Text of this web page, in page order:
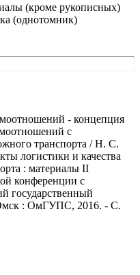
(кроме рукописных)
(однотомник)
- концепция
с
транспорта / Н. С.
логистики и качества
: материалы II
конференции с
государственный
: ОмГУПС, 2016. - С.